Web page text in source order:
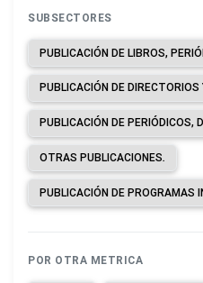
SUBSECTORES
OTRAS PUBLICACIONES.
POR OTRA METRICA